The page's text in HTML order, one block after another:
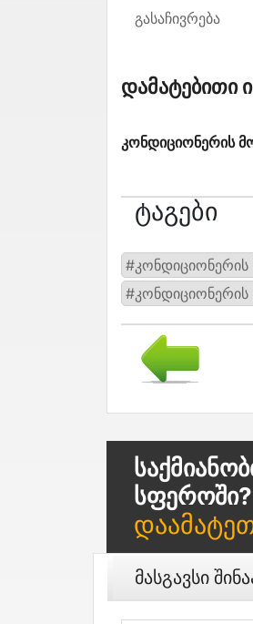
გასაჩივრება
Დამატებითი
კონდიციონერის
Ტაგები
#კონდიციონერის
#კონდიციონერის
Სფეროში?
Მასგავსი